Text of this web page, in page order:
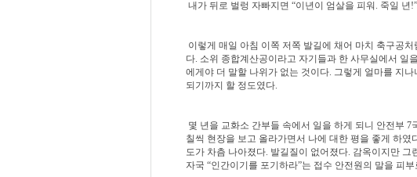
내가 뒤로 벌렁 자빠지면 “이년이 엄살을 피워. 죽일
이렇게 매일 아침 이쪽 저쪽 발길에 채어 마치 축구공
다. 소위 종합계산공이라고 자기들과 한 사무실에서 일
에게야 더 말할 나위가 없는 것이다. 그렇게 얼마를 지
되기까지 할 정도였다.
몇 년을 교화소 간부들 속에서 일을 하게 되니 안전부
칠씩 현장을 보고 올라가면서 나에 대한 평을 좋게 하
도가 차츰 나아졌다. 발길질이 없어졌다. 감옥이지만
자국 “인간이기를 포기하라”는 접수 안전원의 말을 피